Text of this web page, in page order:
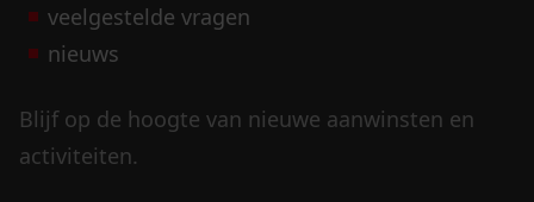
veelgestelde vragen
nieuws
Blijf op de hoogte van nieuwe aanwinsten en
activiteiten.